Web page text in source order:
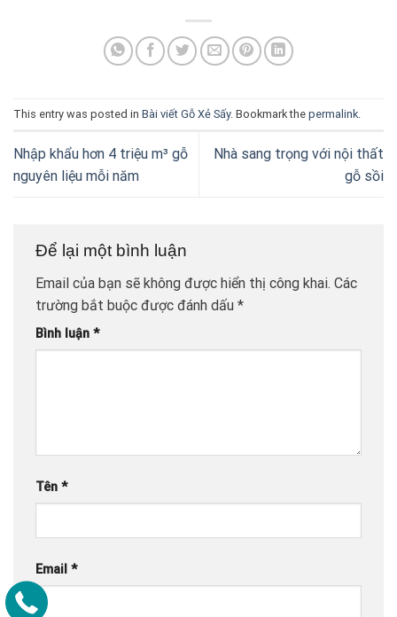
This entry was posted in Bài viết Gỗ Xẻ Sấy. Bookmark the permalink
Nhập khẩu hơn 4 triệu m³ gỗ
nguyên liệu mỗi năm
Nhà sang trọng với nội thất
gỗ sồi
Để lại một bình luận
Email của bạn sẽ không được hiển thị công khai. Các
trường bắt buộc được đánh dấu *
Bình luận *
Tên *
Email *